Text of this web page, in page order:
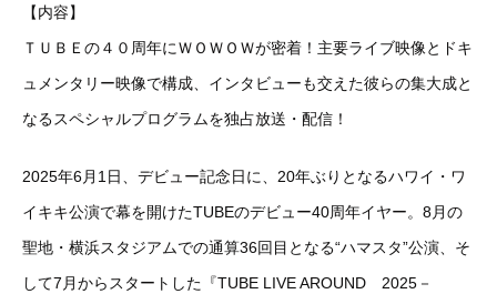
【内容】
ＴＵＢＥの４０周年にＷＯＷＯＷが密着！主要ライブ映像とドキ
ュメンタリー映像で構成、インタビューも交えた彼らの集大成と
なるスペシャルプログラムを独占放送・配信！
2025年6月1日、デビュー記念日に、20年ぶりとなるハワイ・ワ
イキキ公演で幕を開けたTUBEのデビュー40周年イヤー。8月の
聖地・横浜スタジアムでの通算36回目となる“ハマスタ”公演、そ
して7月からスタートした『TUBE LIVE AROUND 2025－